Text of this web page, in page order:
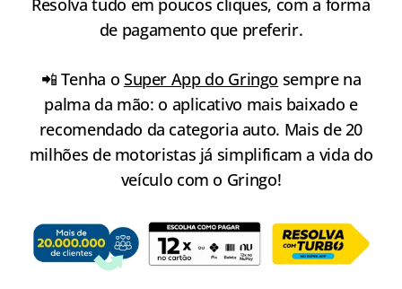
Resolva tudo em poucos cliques, com a forma
de pagamento que preferir.
📲 Tenha o Super App do Gringo sempre na
palma da mão: o aplicativo mais baixado e
recomendado da categoria auto. Mais de 20
milhões de motoristas já simplificam a vida do
veículo com o Gringo!